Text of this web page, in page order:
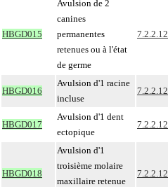
HBGD015
Avulsion de 2
canines
permanentes
retenues ou à l'état
de germe
7.2.2.12
HBGD016
Avulsion d'1 racine
incluse
7.2.2.12
HBGD017
Avulsion d'1 dent
ectopique
7.2.2.12
HBGD018
Avulsion d'1
troisième molaire
maxillaire retenue
7.2.2.12